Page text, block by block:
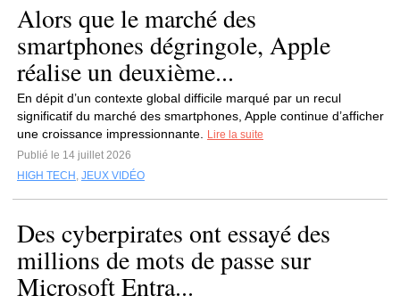
Alors que le marché des
smartphones dégringole, Apple
réalise un deuxième...
En dépit d’un contexte global difficile marqué par un recul
significatif du marché des smartphones, Apple continue d’afficher
une croissance impressionnante.
Lire la suite
Publié le 14 juillet 2026
HIGH TECH , JEUX VIDÉO
Des cyberpirates ont essayé des
millions de mots de passe sur
Microsoft Entra...